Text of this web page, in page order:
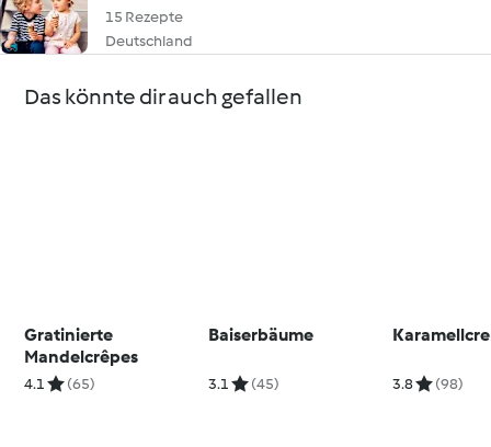
15 Rezepte
Deutschland
Das könnte dir auch gefallen
Gratinierte
Mandelcrêpes
4.1 (65)
Baiserbäume
3.1 (45) 3.8 (98)